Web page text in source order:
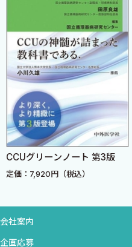
CCUグリーンノート 第3版
定価：7,920円（税込）
会社案内
企画応募